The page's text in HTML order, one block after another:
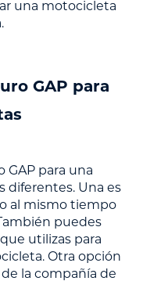
una motocicleta
GAP para
GAP para una
diferentes. Una es
al mismo tiempo
puedes
utilizas para
Otra opción
la compañía de